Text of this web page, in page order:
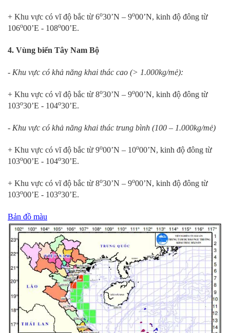
+ Khu vực có vĩ độ bắc từ 6o30’N – 9o00’N, kinh độ đông từ
106o00’E - 108o00’E.
4. Vùng biển Tây Nam Bộ
- Khu vực có khả năng khai thác cao (> 1.000kg/mẻ):
+ Khu vực có vĩ độ bắc từ 8o30’N – 9o00’N, kinh độ đông từ
103o30’E - 104o30’E.
- Khu vực có khả năng khai thác trung bình (100 – 1.000kg/mẻ)
+ Khu vực có vĩ độ bắc từ 9o00’N – 10o00’N, kinh độ đông từ
103o00’E - 104o30’E.
+ Khu vực có vĩ độ bắc từ 8o30’N – 9o00’N, kinh độ đông từ
103o00’E - 103o30’E.
Bản đồ màu